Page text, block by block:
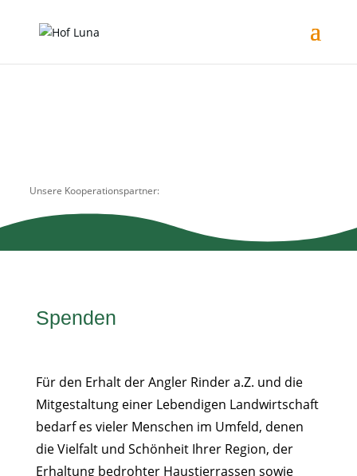
Unsere Kooperationspartner:
Spenden
Für den Erhalt der Angler Rinder a.Z. und die
Mitgestaltung einer Lebendigen Landwirtschaft
bedarf es vieler Menschen im Umfeld, denen
die Vielfalt und Schönheit Ihrer Region, der
Erhaltung bedrohter Haustierrassen sowie